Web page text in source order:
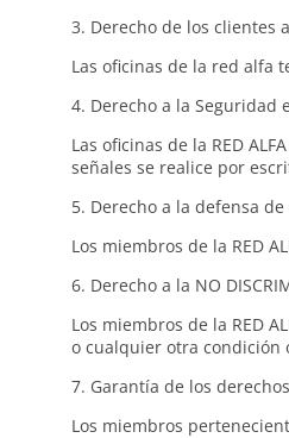
3. Derecho de los clientes
Las oficinas de la red alfa
4. Derecho a la Seguridad
Las oficinas de la RED
señales se realice por
5. Derecho a la defensa
Los miembros de la RED
6. Derecho a la NO
Los miembros de la RED
o cualquier otra condición
7. Garantía de los
Los miembros